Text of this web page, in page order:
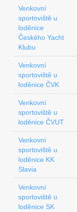
Venkovní
sportoviště u
loděnice
Českého Yacht
Klubu
Venkovní
sportoviště u
loděnice ČVK
Venkovní
sportoviště u
loděnice ČVUT
Venkovní
sportoviště u
loděnice KK
Slavia
Venkovní
sportoviště u
loděnice SK